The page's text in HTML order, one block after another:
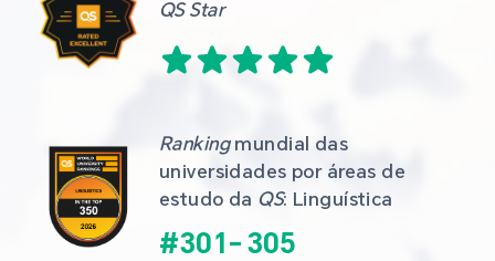
QS Star
Ranking mundial das
universidades por áreas de
estudo da QS: Linguística
#301- 305